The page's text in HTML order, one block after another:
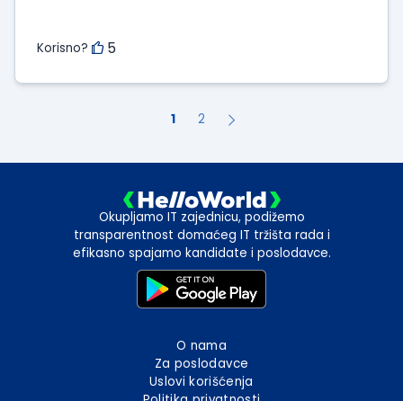
Korisno? 5
1 2
Okupljamo IT zajednicu, podižemo
transparentnost domaćeg IT tržišta rada i
efikasno spajamo kandidate i poslodavce.
O nama
Za poslodavce
Uslovi korišćenja